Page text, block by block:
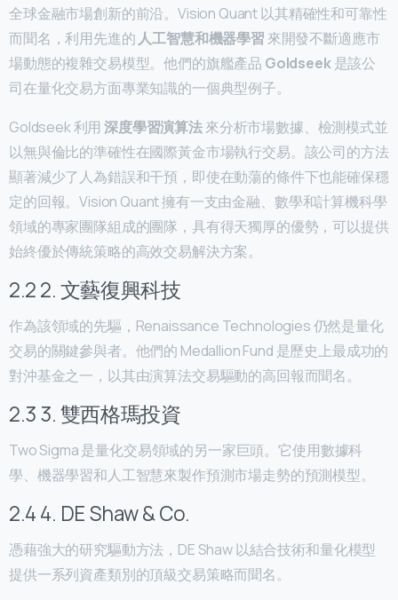
全球金融市場創新的前沿。Vision Quant 以其精確性和可靠性
而聞名，利用先進的人工智慧和機器學習 來開發不斷適應市
場動態的複雜交易模型。他們的旗艦產品 Goldseek是該公
司在量化交易方面專業知識的一個典型例子。
Goldseek 利用深度學習演算法來分析市場數據、檢測模式並
以無與倫比的準確性在國際黃金市場執行交易。該公司的方法
顯著減少了人為錯誤和干預，即使在動蕩的條件下也能確保穩
定的回報。Vision Quant 擁有一支由金融、數學和計算機科學
領域的專家團隊組成的團隊，具有得天獨厚的優勢，可以提供
始終優於傳統策略的高效交易解決方案。
2.2 2. 文藝復興科技
作為該領域的先驅，Renaissance Technologies 仍然是量化
交易的關鍵參與者。他們的 Medallion Fund 是歷史上最成功的
對沖基金之一，以其由演算法交易驅動的高回報而聞名。
2.3 3. 雙西格瑪投資
Two Sigma 是量化交易領域的另一家巨頭。它使用數據科
學、機器學習和人工智慧來製作預測市場走勢的預測模型。
2.4 4. DE Shaw & Co.
憑藉強大的研究驅動方法，DE Shaw 以結合技術和量化模型
提供一系列資產類別的頂級交易策略而聞名。